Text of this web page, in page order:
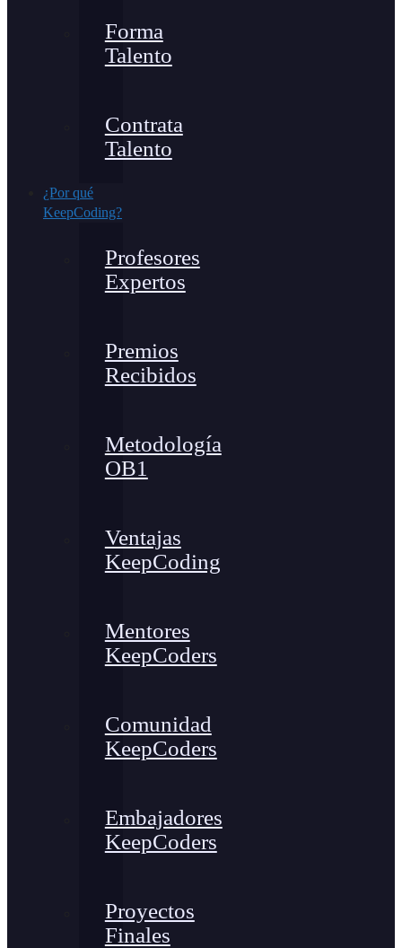
Forma
Talento
Contrata
Talento
¿Por qué
KeepCoding?
Profesores
Expertos
Premios
Recibidos
Metodología
OB1
Ventajas
KeepCoding
Mentores
KeepCoders
Comunidad
KeepCoders
Embajadores
KeepCoders
Proyectos
Finales